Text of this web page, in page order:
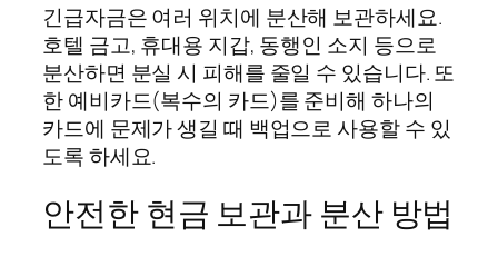
긴급자금은 여러 위치에 분산해 보관하세요.
호텔 금고, 휴대용 지갑, 동행인 소지 등으로
분산하면 분실 시 피해를 줄일 수 있습니다. 또
한 예비카드(복수의 카드)를 준비해 하나의
카드에 문제가 생길 때 백업으로 사용할 수 있
도록 하세요.
안전한 현금 보관과 분산 방법